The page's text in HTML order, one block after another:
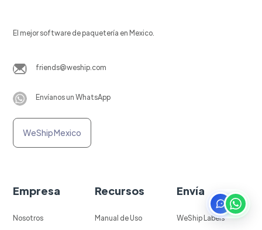
El mejor software de paquetería en Mexico.
friends@weship.com
Envíanos un WhatsApp
WeShip Mexico
Empresa
Nosotros
Recursos
Manual de Uso
Envía
WeShip Labels